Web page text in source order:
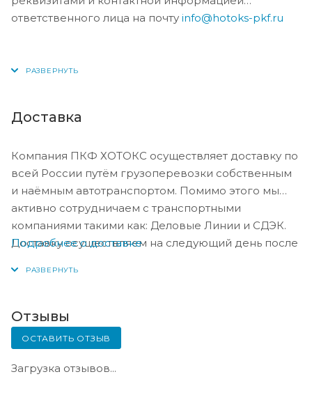
ответственного лица на почту info@hotoks-pkf.ru
Доставка
Компания ПКФ ХОТОКС осуществляет доставку по
всей России путём грузоперевозки собственным
и наёмным автотранспортом. Помимо этого мы
активно сотрудничаем с транспортными
компаниями такими как: Деловые Линии и СДЭК.
Доставку осуществляем на следующий день после
Подробнее о доставке
Отзывы
ОСТАВИТЬ ОТЗЫВ
Загрузка отзывов...